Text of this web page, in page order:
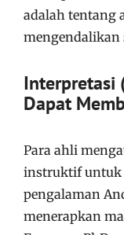
adalah tentang
mengendalikan
Interpretasi
Dapat
Para ahli
instruktif untuk
pengalaman
menerapkan